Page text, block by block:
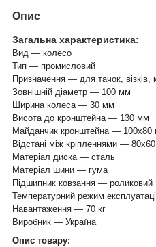
Опис
Загальна характеристика:
Вид — колесо
Тип — промисловий
Призначення — для тачок, візків,
Зовнішній діаметр — 100 мм
Ширина колеса — 30 мм
Висота до кронштейна — 130 мм
Майданчик кронштейна — 100х80
Відстані між кріпленнями —
Матеріал диска — сталь
Матеріал шини — гума
Підшипник ковзання — роликовий
Температурний режим
Навантаження — 70 кг
Виробник — Україна
Опис товару: